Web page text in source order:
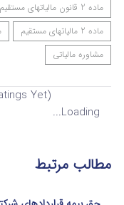
ماده 2 قانون مالیاتهای مستقیم
ماده 2 مالیاتهای مستقیم
مشاوره مالیاتی
(No Ratings Yet)
Loading...
مطالب مرتبط